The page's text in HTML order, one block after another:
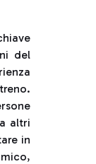
del
altri
in